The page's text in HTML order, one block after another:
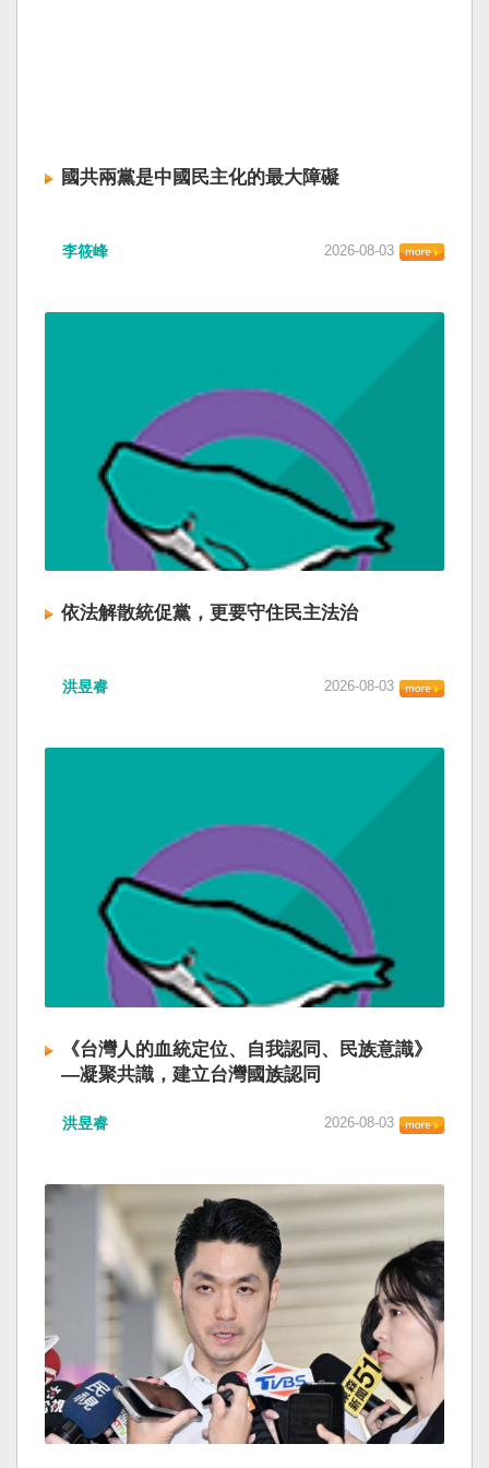
國共兩黨是中國民主化的最大障礙
李筱峰 2026-08-03
依法解散統促黨，更要守住民主法治
洪昱睿 2026-08-03
《台灣人的血統定位、自我認同、民族意識》
—凝聚共識，建立台灣國族認同
洪昱睿 2026-08-03